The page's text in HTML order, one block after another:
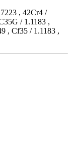
, 42Cr4 /
/ 1.1183 ,
, Cf35 / 1.1183 ,